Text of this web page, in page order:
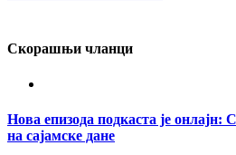
Скорашњи чланци
Нова епизода подкаста је
на сајамске дане